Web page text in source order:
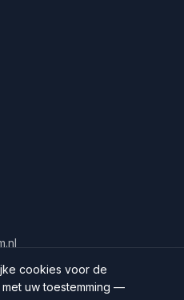
cookies voor de
uw toestemming —